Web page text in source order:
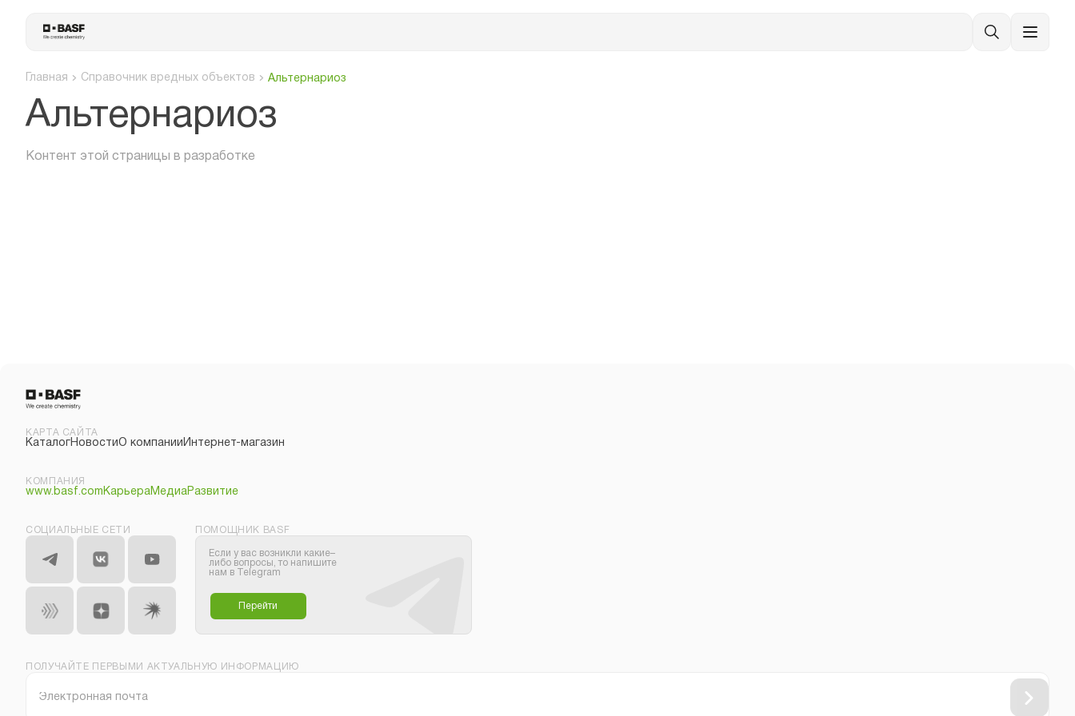
Главная Справочник вредных объектов Альтернариоз
Альтернариоз
Контент этой страницы в разработке
КАРТА САЙТА
КаталогНовостиО компании Интернет-магазин
КОМПАНИЯ
www.basf.com КарьераМедиаРазвитие
СОЦИАЛЬНЫЕ СЕТИ ПОМОЩНИК BASF
Если у вас возникли какие–
либо вопросы, то напишите
нам в Telegram
Перейти
ПОЛУЧАЙТЕ ПЕРВЫМИ АКТУАЛЬНУЮ ИНФОРМАЦИЮ